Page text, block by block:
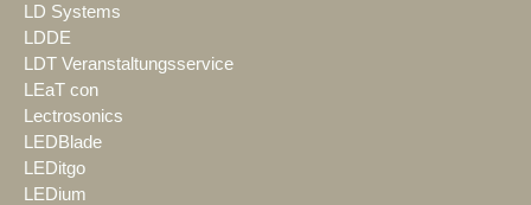
LD Systems
LDDE
LDT Veranstaltungsservice
LEaT con
Lectrosonics
LEDBlade
LEDitgo
LEDium